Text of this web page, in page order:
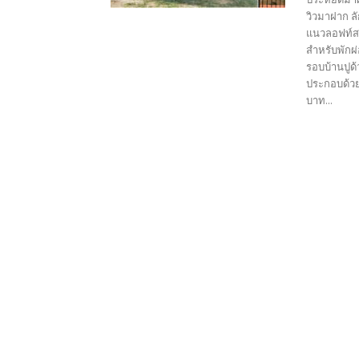
วิวมาฝาก
แนวลอฟท์
สำหรับพัก
รอบบ้านปู
ประกอบด้ว
บาท...